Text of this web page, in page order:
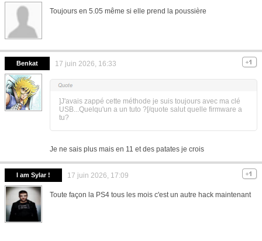
Toujours en 5.05 même si elle prend la poussière
Benkat 17 juin 2026, 16:33
]J'avais zappé cette méthode je suis toujours avec ma clé
USB...Quelqu'un a un tuto ?[/quote salut quelle firmware a
tu?
Je ne sais plus mais en 11 et des patates je crois
I am Sylar ! 17 juin 2026, 17:09
Toute façon la PS4 tous les mois c'est un autre hack maintenant